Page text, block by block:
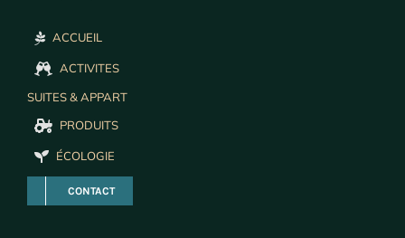
ACCUEIL
ACTIVITES
SUITES & APPART
PRODUITS
ÉCOLOGIE
CONTACT